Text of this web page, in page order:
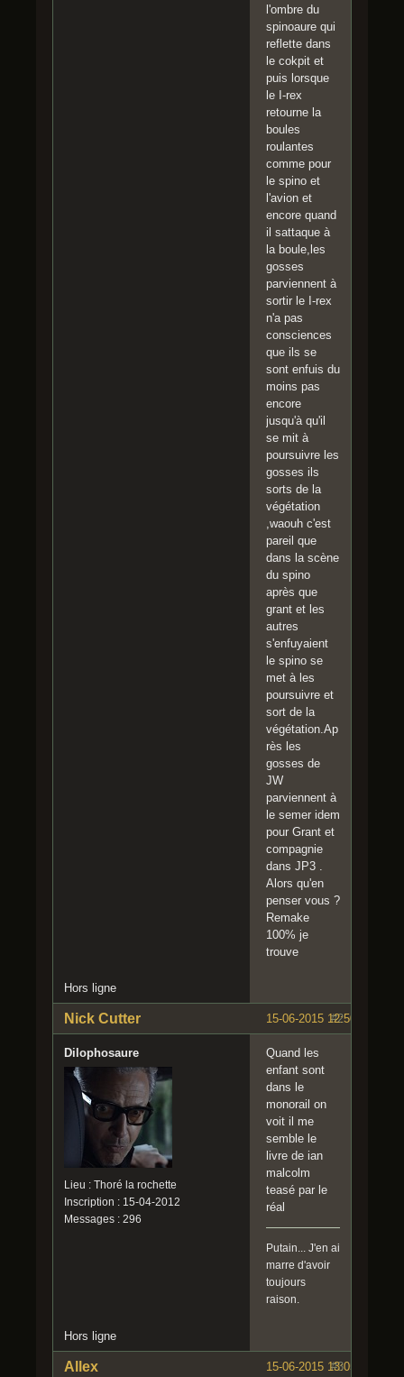
l'ombre du
spinoaure qui
reflette dans
le cokpit et
puis lorsque
le I-rex
retourne la
boules
roulantes
comme pour
le spino et
l'avion et
encore quand
il sattaque à
la boule,les
gosses
parviennent à
sortir le I-rex
n'a pas
consciences
que ils se
sont enfuis du
moins pas
encore
jusqu'à qu'il
se mit à
poursuivre les
gosses ils
sorts de la
végétation
,waouh c'est
pareil que
dans la scène
du spino
après que
grant et les
autres
s'enfuyaient
le spino se
met à les
poursuivre et
sort de la
végétation.Ap
rès les
gosses de
JW
parviennent à
le semer idem
pour Grant et
compagnie
dans JP3 .
Alors qu'en
penser vous ?
Remake
100% je
trouve
Hors ligne
#2
15-06-2015 12:50:43
Nick Cutter
Dilophosaure
Lieu : Thoré la rochette
Inscription : 15-04-2012
Messages : 296
Quand les
enfant sont
dans le
monorail on
voit il me
semble le
livre de ian
malcolm
teasé par le
réal
Putain... J'en ai
marre d'avoir
toujours
raison.
Hors ligne
#3
15-06-2015 13:05:30
Allex